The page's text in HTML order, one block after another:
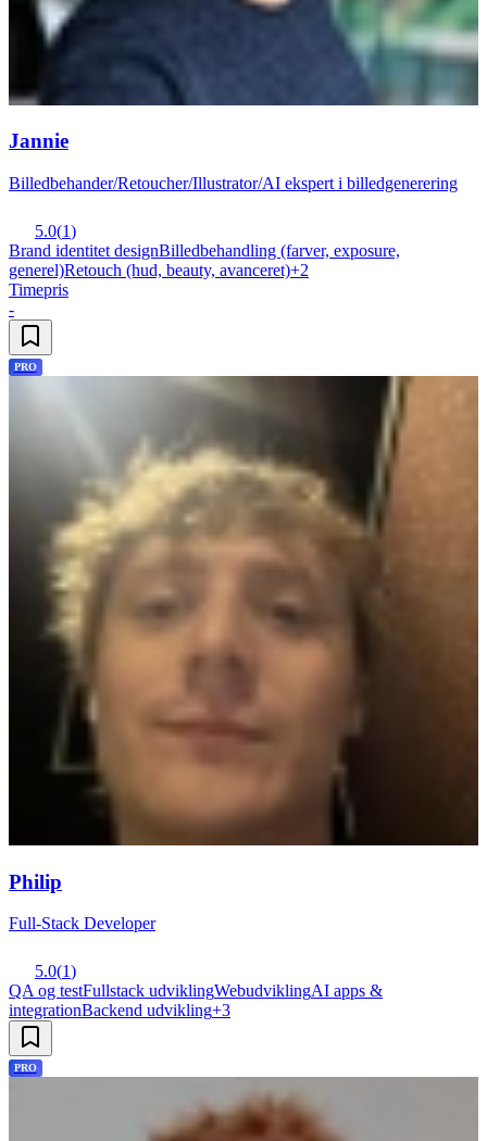
Jannie
Billedbehander/Retoucher/Illustrator/AI ekspert i billedgenerering
5.0(1)
Brand identitet designBilledbehandling (farver, exposure,
generel)Retouch (hud, beauty, avanceret)+2
Timepris
-
PRO
Philip
Full-Stack Developer
5.0(1)
QA og testFullstack udviklingWebudviklingAI apps &
integrationBackend udvikling+3
PRO